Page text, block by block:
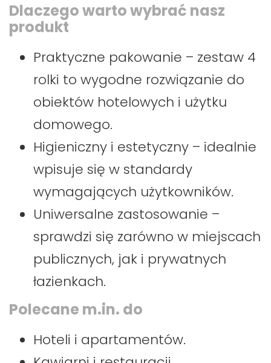
Dlaczego warto wybrać nasz
produkt
Praktyczne pakowanie – zestaw 4
rolki to wygodne rozwiązanie do
obiektów hotelowych i użytku
domowego.
Higieniczny i estetyczny – idealnie
wpisuje się w standardy
wymagających użytkowników.
Uniwersalne zastosowanie –
sprawdzi się zarówno w miejscach
publicznych, jak i prywatnych
łazienkach.
Polecane m.in. do
Hoteli i apartamentów.